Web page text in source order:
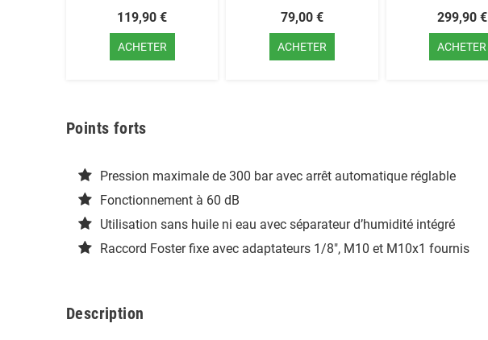
119,90 €
ACHETER
79,00 €
ACHETER
299,90 €
ACHETER
Points forts
Pression maximale de 300 bar avec arrêt automatique réglable
Fonctionnement à 60 dB
Utilisation sans huile ni eau avec séparateur d’humidité intégré
Raccord Foster fixe avec adaptateurs 1/8", M10 et M10x1 fournis
Description